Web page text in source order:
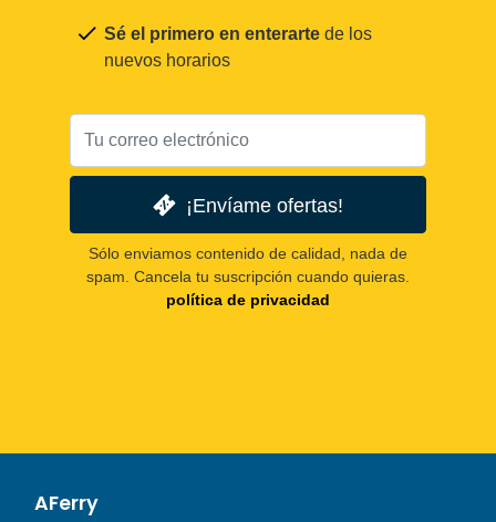
Sé el primero en enterarte de los
nuevos horarios
¡Envíame ofertas!
Sólo enviamos contenido de calidad, nada de
spam. Cancela tu suscripción cuando quieras.
política de privacidad
AFerry